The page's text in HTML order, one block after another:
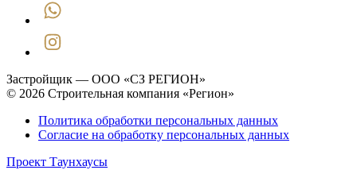
Застройщик — ООО «СЗ РЕГИОН»
© 2026 Строительная компания «Регион»
Политика обработки персональных данных
Согласие на обработку персональных данных
Проект Таунхаусы